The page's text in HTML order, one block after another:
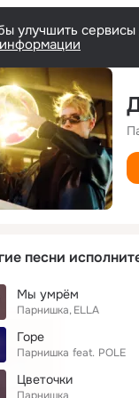
улучшить
песни
Мы умрём
Парнишка ELLA
Горе
Парнишка feat. POLE
Цветочки